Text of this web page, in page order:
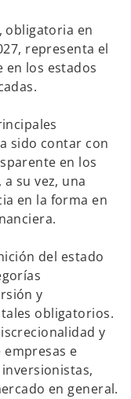
obligatoria en
representa el
los estados
sido contar con
en los
su vez, una
en la forma en
del estado
y
obligatorios.
y
e
en general.